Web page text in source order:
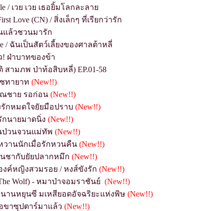
/ เวย เวย เธอยิ้มโลกละลา
Love (CN) / สิ่งเล็กๆ ที่เรียกว่ารัก
แล้วชวนมารัก
/ ฉันเป็นสัตว์เลี้ยงของศาลต้าหลี่
! ฝ่าบาทของข้า
ติ สามภพ ป่าท้อสิบหลี่) EP.01-58
ชทายาท (New!!)
ณชาย รอก่อน (New!!)
รักหมดใจยัยมือปราบ (New!!)
กนายมาดนิ่ง (New!!)
นป่วนจวนแม่ทัพ (New!!)
หวานนักเมื่อรักหวนคืน (New!!)
นชากับยัยปลากหมึก (New!!)
องค์หญิงสวมรอย / หงส์ขังรัก (New!!)
Wolf) - หมาป่าจอมราชันย์ (New!!)
ำนานหยุนซี มเหสียอดอัจฉริยะแห่งพิษ (New!!)
ขาซุปตาร์มาแล้ว (New!!)